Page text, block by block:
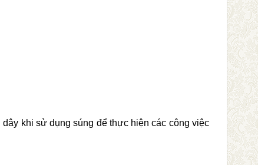
khi sử dụng súng để thực hiện các công việc